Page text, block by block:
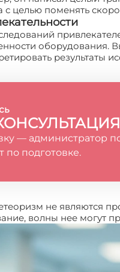
с целью поменять
результаты
— администратор
по подготовке.
не являются
волны нее могут